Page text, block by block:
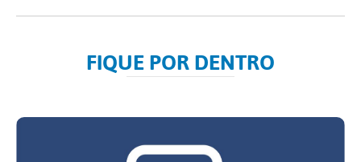
FIQUE POR DENTRO